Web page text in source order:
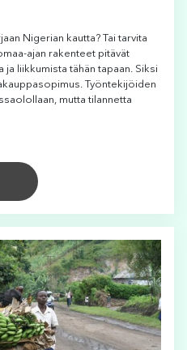
Nigerian kautta? Tai tarvita
ajan rakenteet pitävät
ja liikkumista tähän tapaan. Siksi
Työntekijöiden
mutta tilannetta